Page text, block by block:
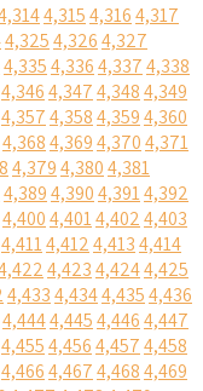
4,3154,3164,317
4,3254,3264,327
4,3354,3364,3374,338
4,3464,3474,3484,349
4,3574,3584,3594,360
4,3684,3694,3704,371
4,3794,3804,381
4,3894,3904,3914,392
4,4004,4014,4024,403
4,4114,4124,4134,414
4,4234,4244,425
4,4334,4344,4354,436
4,4444,4454,4464,447
4,4554,4564,4574,458
4,4664,4674,4684,469